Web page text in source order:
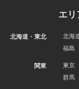
エ
北海道・東北 北海
福島
関東 東京
群馬